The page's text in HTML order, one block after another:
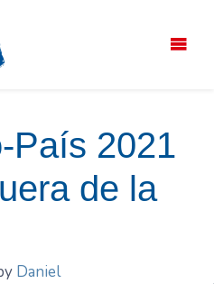
País 2021
de la
Daniel